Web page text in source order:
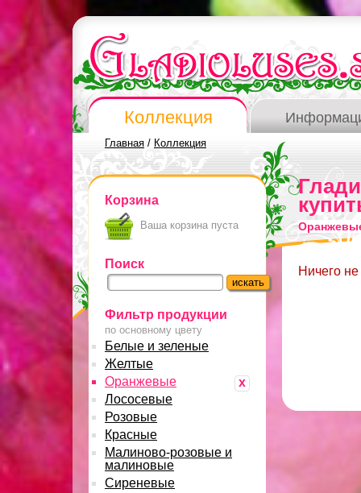
Коллекция
Главная / Коллекция
Корзина
Ваша корзина пуста
Поиск
Фильтр продукции
по основному цвету
Белые и зеленые
Желтые
x
Оранжевые
Лососевые
Розовые
Красные
Малиново-розовые и
малиновые
Сиреневые
Ничего